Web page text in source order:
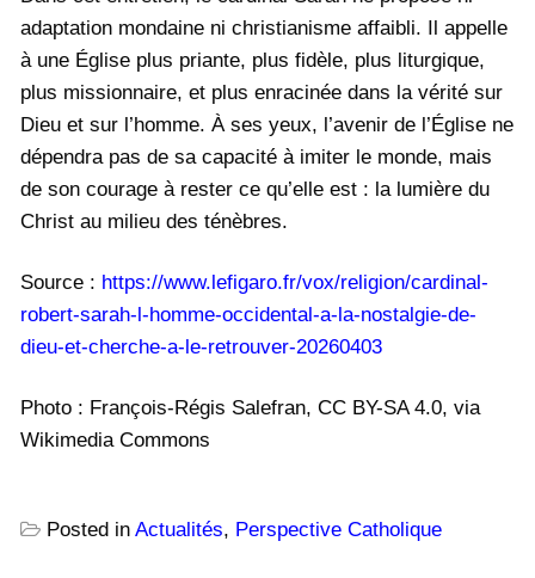
adaptation mondaine ni christianisme affaibli. Il appelle
à une Église plus priante, plus fidèle, plus liturgique,
plus missionnaire, et plus enracinée dans la vérité sur
Dieu et sur l’homme. À ses yeux, l’avenir de l’Église ne
dépendra pas de sa capacité à imiter le monde, mais
de son courage à rester ce qu’elle est : la lumière du
Christ au milieu des ténèbres.
Source : https://www.lefigaro.fr/vox/religion/cardinal-
robert-sarah-l-homme-occidental-a-la-nostalgie-de-
dieu-et-cherche-a-le-retrouver-20260403
Photo : François-Régis Salefran, CC BY-SA 4.0, via
Wikimedia Commons
Posted in Actualités, Perspective Catholique